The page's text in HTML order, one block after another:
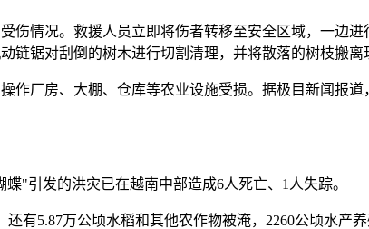
伤情况。救援人员立即将伤者转移至安全区域，一边
链锯对刮倒的树木进行切割清理，并将散落的树枝搬离
作厂房、大棚、仓库等农业设施受损。据极目新闻报
"引发的洪灾已在越南中部造成6人死亡、1人失踪。
有5.87万公顷水稻和其他农作物被淹，2260公顷水产